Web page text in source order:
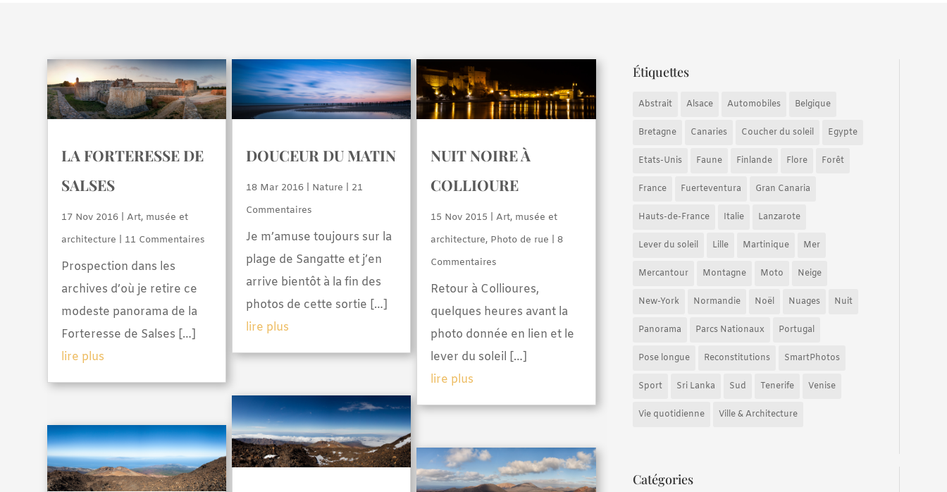
LA FORTERESSE DE
SALSES
17 Nov 2016 |Art, musée et
architecture | 11 Commentaires
Prospection dans les
archives d’où je retire ce
modeste panorama de la
Forteresse de Salses […]
lire plus
DOUCEUR DU MATIN
18 Mar 2016 Nature | 21
Commentaires
Je m’amuse toujours sur la
plage de Sangatte et j’en
arrive bientôt à la fin des
photos de cette sortie […]
lire plus
NUIT NOIRE À
COLLIOURE
15 Nov 2015 |Art, musée et
architecture, Photo de rue | 8
Commentaires
Retour à Collioures,
quelques heures avant la
photo donnée en lien et le
lever du soleil […]
lire plus
Étiquettes
Abstrait Alsace Automobiles Belgique
Bretagne Canaries Coucher du soleil Egypte
Etats-Unis Faune Finlande Flore Forêt
France Fuerteventura Gran Canaria
Hauts-de-France Italie Lanzarote
Lever du soleil Lille Martinique Mer
Mercantour Montagne Moto Neige
New-York Normandie Noël Nuages Nuit
Panorama Parcs Nationaux Portugal
Pose longue Reconstitutions SmartPhotos
Sport Sri Lanka Sud Tenerife Venise
Vie quotidienne Ville & Architecture
Catégories